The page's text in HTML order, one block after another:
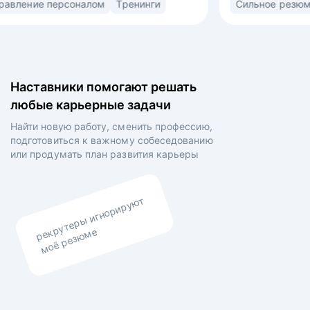
•
итогам
(market/product fit) в найме. Знаю ожидания
Выравниваю ваши личные цели и планы
работодателя.
Управление персоналом
Тренинги
Наставники помогают решать
любые карьерные задачи
Найти новую работу, сменить профессию,
подготовиться к важному собеседованию
или продумать план развития карьеры
рекрутеры игнорируют
моё резюме